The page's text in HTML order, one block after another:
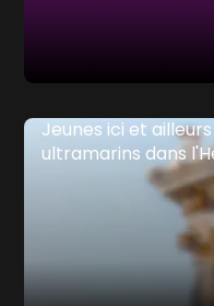
Jeunes ici et
ultramarins dans